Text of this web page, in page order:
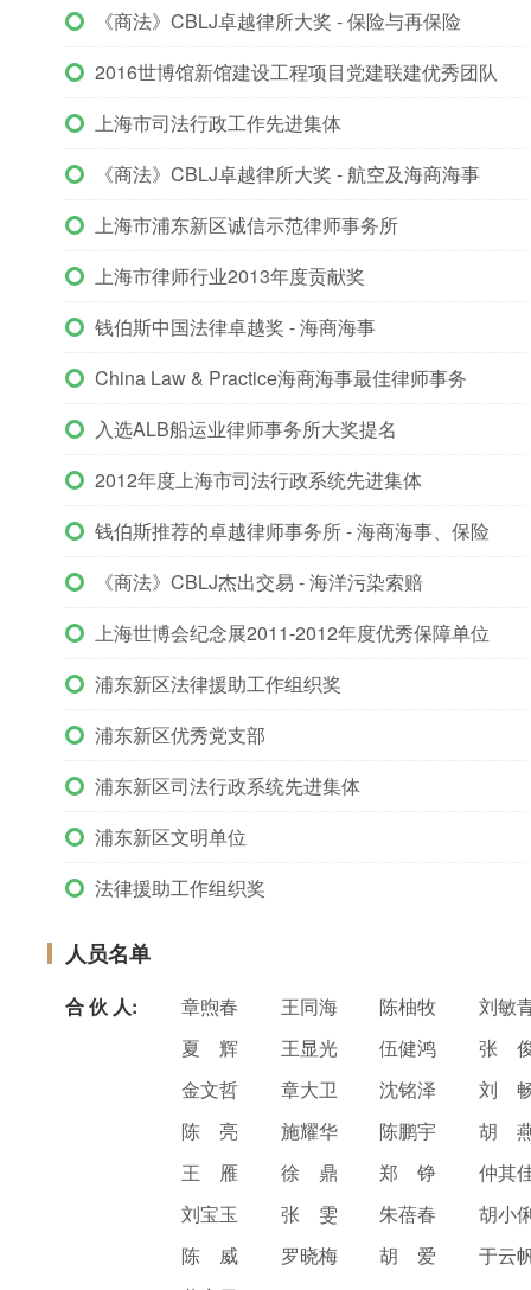
《商法》CBLJ卓越律所大奖 - 保险与再保险
2016世博馆新馆建设工程项目党建联建优秀团队
上海市司法行政工作先进集体
《商法》CBLJ卓越律所大奖 - 航空及海商海事
上海市浦东新区诚信示范律师事务所
上海市律师行业2013年度贡献奖
钱伯斯中国法律卓越奖 - 海商海事
China Law & Practice海商海事最佳律师事务
入选ALB船运业律师事务所大奖提名
2012年度上海市司法行政系统先进集体
钱伯斯推荐的卓越律师事务所 - 海商海事、保险
《商法》CBLJ杰出交易 - 海洋污染索赔
上海世博会纪念展2011-2012年度优秀保障单位
浦东新区法律援助工作组织奖
浦东新区优秀党支部
浦东新区司法行政系统先进集体
浦东新区文明单位
法律援助工作组织奖
人员名单
合 伙 人: 章煦春 王同海 陈柚牧
刘敏
夏 辉
王显光 伍健鸿
张
金文哲
章大卫 沈铭泽
刘
陈 亮
施耀华 陈鹏宇
胡
王 雁
徐 鼎 郑 铮
仲其
刘宝玉
张 雯 朱蓓春
胡小
陈 威
罗晓梅 胡 爱
于云